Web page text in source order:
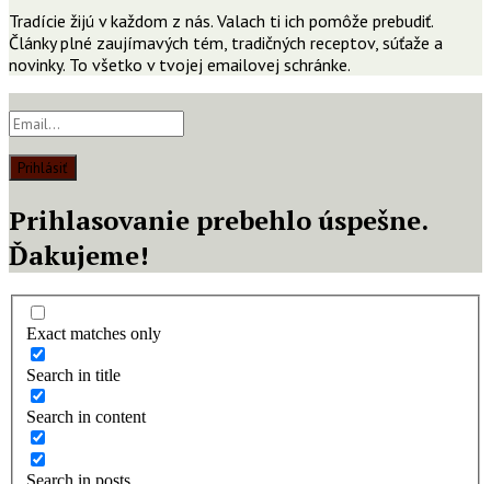
Tradície žijú v každom z nás. Valach ti ich pomôže prebudiť.
Články plné zaujímavých tém, tradičných receptov, súťaže a
novinky. To všetko v tvojej emailovej schránke.
Prihlásiť
Prihlasovanie prebehlo úspešne.
Ďakujeme!
Exact matches only
Search in title
Search in content